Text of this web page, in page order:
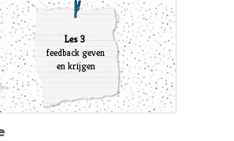
Les 3
feedback geven
en krijgen